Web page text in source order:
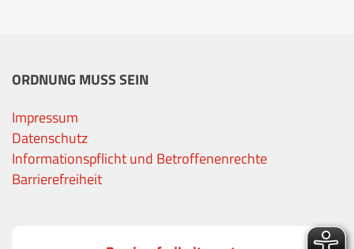
ORDNUNG MUSS SEIN
Impressum
Datenschutz
Informationspflicht und Betroffenenrechte
Barrierefreiheit